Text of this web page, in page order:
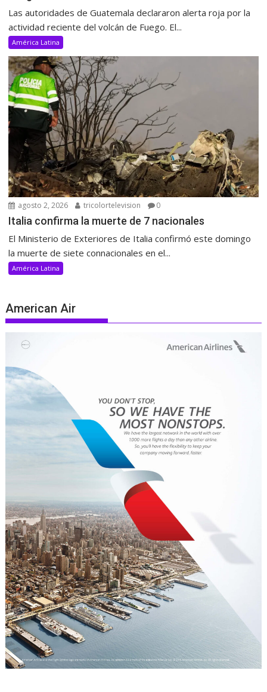
Las autoridades de Guatemala declararon alerta roja por la
actividad reciente del volcán de Fuego. El...
América Latina
agosto 2, 2026 tricolortelevision 0
Italia confirma la muerte de 7 nacionales
El Ministerio de Exteriores de Italia confirmó este domingo
la muerte de siete connacionales en el...
América Latina
American Air